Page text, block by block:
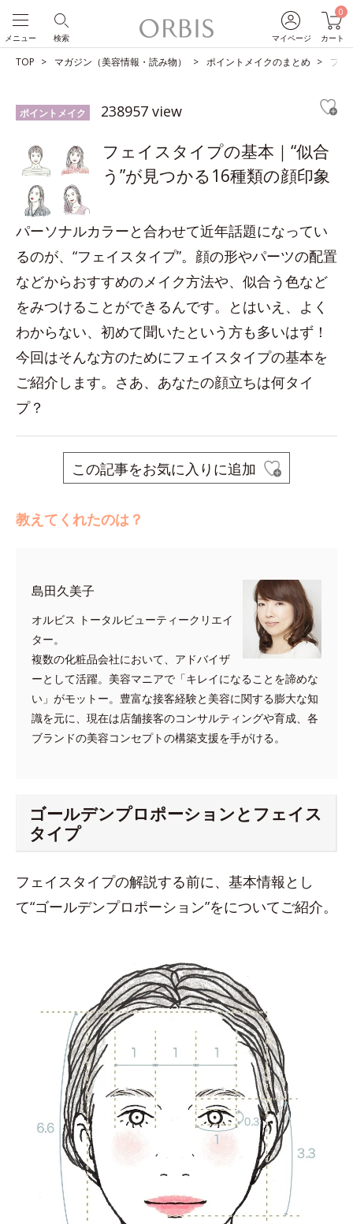
マイページ
0
カート
検索
メニュー
TOP マガジン（美容情報・読み物） ポイントメイクのまとめ フェ
ポイントメイク 238957 view
フェイスタイプの基本｜“似合
う”が見つかる16種類の顔印象
パーソナルカラーと合わせて近年話題になってい
るのが、“フェイスタイプ”。顔の形やパーツの配置
などからおすすめのメイク方法や、似合う色など
をみつけることができるんです。とはいえ、よく
わからない、初めて聞いたという方も多いはず！
今回はそんな方のためにフェイスタイプの基本を
ご紹介します。さあ、あなたの顔立ちは何タイ
プ？
この記事をお気に入りに追加
教えてくれたのは？
島田久美子
オルビス トータルビューティークリエイ
ター。
複数の化粧品会社において、アドバイザ
ーとして活躍。美容マニアで「キレイになることを諦めな
い」がモットー。豊富な接客経験と美容に関する膨大な知
識を元に、現在は店舗接客のコンサルティングや育成、各
ブランドの美容コンセプトの構築支援を手がける。
ゴールデンプロポーションとフェイス
タイプ
フェイスタイプの解説する前に、基本情報とし
て“ゴールデンプロポーション”をについてご紹介。